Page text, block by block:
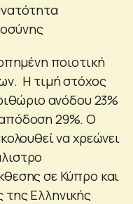
ποιοτική
Η τιμή στόχος
ανόδου 23%
29%. Ο
να χρεώνει
σε Κύπρο και
Ελληνικής